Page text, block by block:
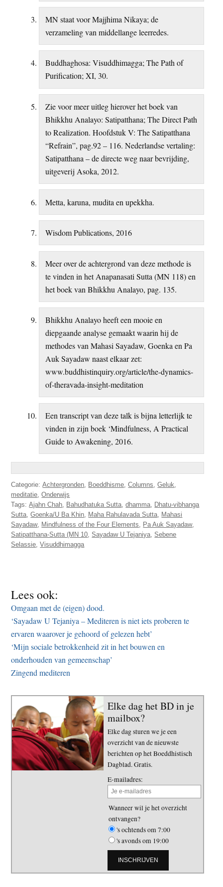
MN staat voor Majjhima Nikaya; de
verzameling van middellange leerredes.
Buddhaghosa: Visuddhimagga; The Path of
Purification; XI, 30.
Zie voor meer uitleg hierover het boek van
Bhikkhu Analayo: Satipatthana; The Direct Path
to Realization. Hoofdstuk V: The Satipatthana
“Refrain”, pag.92 – 116. Nederlandse vertaling:
Satipatthana – de directe weg naar bevrijding,
uitgeverij Asoka, 2012.
Metta, karuna, mudita en upekkha.
Wisdom Publications, 2016
Meer over de achtergrond van deze methode is
te vinden in het Anapanasati Sutta (MN 118) en
het boek van Bhikkhu Analayo, pag. 135.
Bhikkhu Analayo heeft een mooie en
diepgaande analyse gemaakt waarin hij de
methodes van Mahasi Sayadaw, Goenka en Pa
Auk Sayadaw naast elkaar zet:
www.buddhistinquiry.org/article/the-dynamics-
of-theravada-insight-meditation
Een transcript van deze talk is bijna letterlijk te
vinden in zijn boek ‘Mindfulness, A Practical
Guide to Awakening, 2016.
Categorie:Achtergronden Boeddhisme ,Columns ,Geluk
meditatie ,Onderwijs
Tags:Ajahn Chah Bahudhatuka Sutta ,dhamma Dhatu-vibhanga
Sutta ,Goenka/U Ba Khin Maha Rahulavada Sutta Mahasi
Sayadaw, Mindfulness of the Four Elements Pa Auk Sayadaw,
Satipatthana-Sutta (MN 10 ,Sayadaw U Tejaniya ,Sebene
Selassie ,Visuddhimagga
Lees ook:
Omgaan met de (eigen) dood.
‘Sayadaw U Tejaniya – Mediteren is niet iets proberen te
ervaren waarover je gehoord of gelezen hebt’
‘Mijn sociale betrokkenheid zit in het bouwen en
onderhouden van gemeenschap’
Zingend mediteren
Elke dag het BD in je
mailbox?
Elke dag sturen we je een
overzicht van de nieuwste
berichten op het Boeddhistisch
Dagblad. Gratis.
E-mailadres:
Wanneer wil je het overzicht
ontvangen?
's ochtends om 7:00
's avonds om 19:00